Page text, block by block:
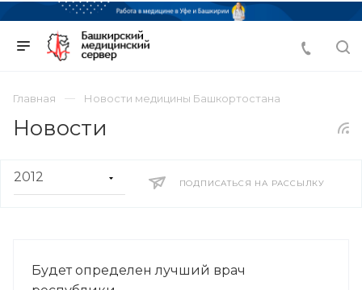
Главная Новости медицины Башкортостана
Новости
ПОДПИСАТЬСЯ НА РАССЫЛКУ
Будет определен лучший врач